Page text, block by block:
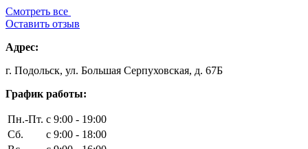
Смотреть все
Оставить отзыв
Адрес:
г. Подольск, ул. Большая Серпуховская, д. 67Б
График работы:
Пн.-Пт. с 9:00 - 19:00
Сб.
с 9:00 - 18:00